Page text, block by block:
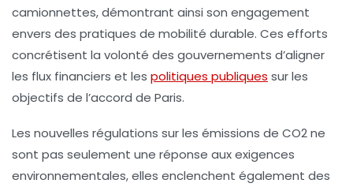
camionnettes, démontrant ainsi son engagement
envers des pratiques de mobilité durable. Ces efforts
concrétisent la volonté des gouvernements d’aligner
les flux financiers et les politiques publiques sur les
objectifs de l’accord de Paris.
Les nouvelles régulations sur les émissions de CO2 ne
sont pas seulement une réponse aux exigences
environnementales, elles enclenchent également des